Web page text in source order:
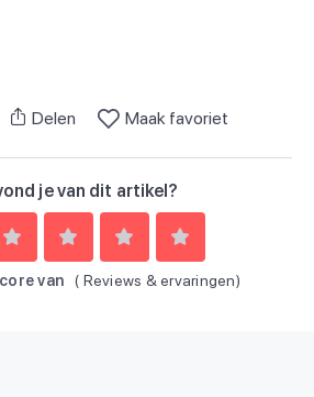
Delen Maak favoriet
je van dit artikel?
van ( Reviews & ervaringen)